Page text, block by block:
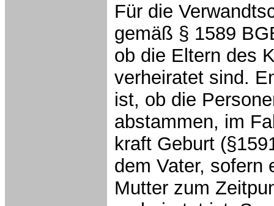
Für die
gemäß § 1589
ob die Eltern des
verheiratet sind.
ist, ob die
abstammen, im
kraft Geburt
dem Vater, sofern
Mutter zum